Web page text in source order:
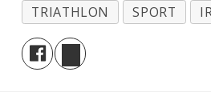
TRIATHLON
SPORT